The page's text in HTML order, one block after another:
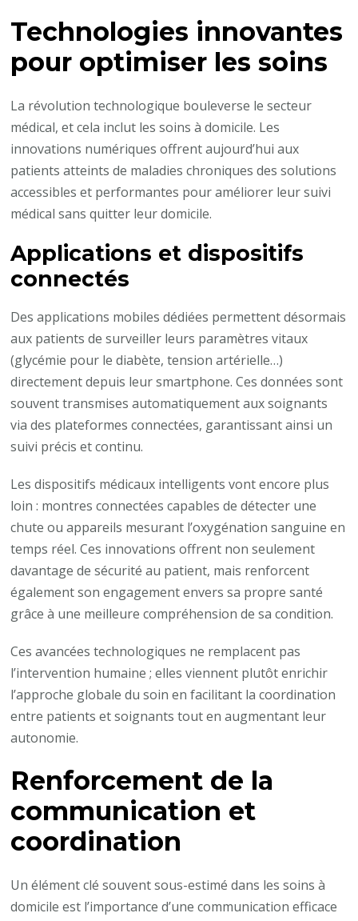
Technologies innovantes
pour optimiser les soins
La révolution technologique bouleverse le secteur
médical, et cela inclut les soins à domicile. Les
innovations numériques offrent aujourd’hui aux
patients atteints de maladies chroniques des solutions
accessibles et performantes pour améliorer leur suivi
médical sans quitter leur domicile.
Applications et dispositifs
connectés
Des applications mobiles dédiées permettent désormais
aux patients de surveiller leurs paramètres vitaux
(glycémie pour le diabète, tension artérielle…)
directement depuis leur smartphone. Ces données sont
souvent transmises automatiquement aux soignants
via des plateformes connectées, garantissant ainsi un
suivi précis et continu.
Les dispositifs médicaux intelligents vont encore plus
loin : montres connectées capables de détecter une
chute ou appareils mesurant l’oxygénation sanguine en
temps réel. Ces innovations offrent non seulement
davantage de sécurité au patient, mais renforcent
également son engagement envers sa propre santé
grâce à une meilleure compréhension de sa condition.
Ces avancées technologiques ne remplacent pas
l’intervention humaine ; elles viennent plutôt enrichir
l’approche globale du soin en facilitant la coordination
entre patients et soignants tout en augmentant leur
autonomie.
Renforcement de la
communication et
coordination
Un élément clé souvent sous-estimé dans les soins à
domicile est l’importance d’une communication efficace